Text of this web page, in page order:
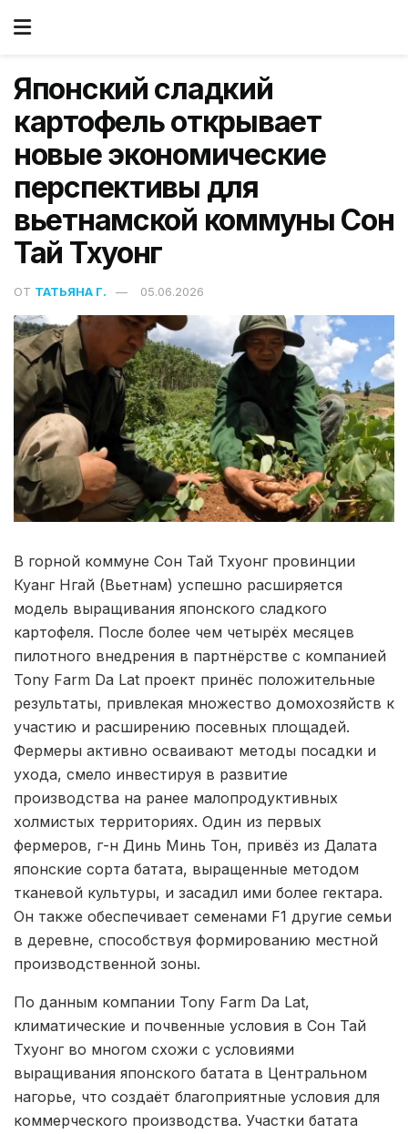
Японский сладкий
картофель открывает
новые экономические
перспективы для
вьетнамской коммуны Сон
Тай Тхуонг
ОТ ТАТЬЯНА Г. 05.06.2026
В горной коммуне Сон Тай Тхуонг провинции
Куанг Нгай (Вьетнам) успешно расширяется
модель выращивания японского сладкого
картофеля. После более чем четырёх месяцев
пилотного внедрения в партнёрстве с компанией
Tony Farm Da Lat проект принёс положительные
результаты, привлекая множество домохозяйств к
участию и расширению посевных площадей.
Фермеры активно осваивают методы посадки и
ухода, смело инвестируя в развитие
производства на ранее малопродуктивных
холмистых территориях. Один из первых
фермеров, г-н Динь Минь Тон, привёз из Далата
японские сорта батата, выращенные методом
тканевой культуры, и засадил ими более гектара.
Он также обеспечивает семенами F1 другие семьи
в деревне, способствуя формированию местной
производственной зоны.
По данным компании Tony Farm Da Lat,
климатические и почвенные условия в Сон Тай
Тхуонг во многом схожи с условиями
выращивания японского батата в Центральном
нагорье, что создаёт благоприятные условия для
коммерческого производства. Участки батата